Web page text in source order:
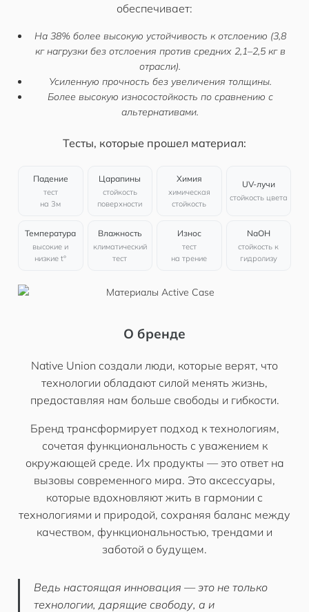
обеспечивает:
На 38% более высокую устойчивость к отслоению (3,8
кг нагрузки без отслоения против средних 2,1–2,5 кг в
отрасли).
Усиленную прочность без увеличения толщины.
Более высокую износостойкость по сравнению с
альтернативами.
Тесты, которые прошел материал:
Падение
тест
на 3м
Царапины
стойкость
поверхности
Химия
химическая
стойкость
UV-лучи
стойкость цвета
Температура
высокие и
низкие t°
Влажность
климатический
тест
Износ
тест
на трение
NaOH
стойкость к
гидролизу
О бренде
Native Union создали люди, которые верят, что
технологии обладают силой менять жизнь,
предоставляя нам больше свободы и гибкости.
Бренд трансформирует подход к технологиям,
сочетая функциональность с уважением к
окружающей среде. Их продукты — это ответ на
вызовы современного мира. Это аксессуары,
которые вдохновляют жить в гармонии с
технологиями и природой, сохраняя баланс между
качеством, функциональностью, трендами и
заботой о будущем.
Ведь настоящая инновация — это не только
технологии, дарящие свободу, а и